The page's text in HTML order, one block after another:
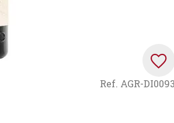
Ref. AGR-DI0093